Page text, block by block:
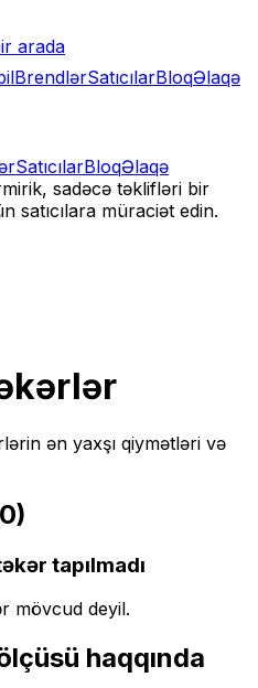
arada
BrendlərSatıcılarBloqƏlaqə
SatıcılarBloqƏlaqə
sadəcə təklifləri bir
satıcılara müraciət edin.
ən yaxşı qiymətləri və
0)
tapılmadı
mövcud deyil.
haqqında